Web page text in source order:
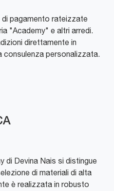
pagamento rateizzate
"Academy" e altri arredi.
direttamente in
consulenza personalizzata.
di Devina Nais si distingue
di materiali di alta
è realizzata in robusto